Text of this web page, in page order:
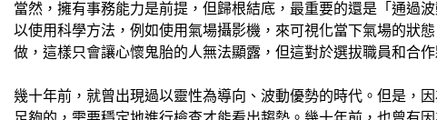
當然，擁有事務能力是前提，但歸根結底，最重要的還是「通過
以使用科學方法，例如使用氣場攝影機，來可視化當下氣場的狀
做，這樣只會讓心懷鬼胎的人無法顯露，但這對於選拔職員和合
幾十年前，就曾出現過以靈性為導向、波動優勢的時代。但是，